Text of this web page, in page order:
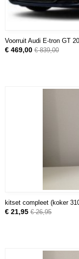
Voorruit Audi E-tron GT
€ 469,00 € 839,00
kitset compleet (koker
€ 21,95 € 26,95